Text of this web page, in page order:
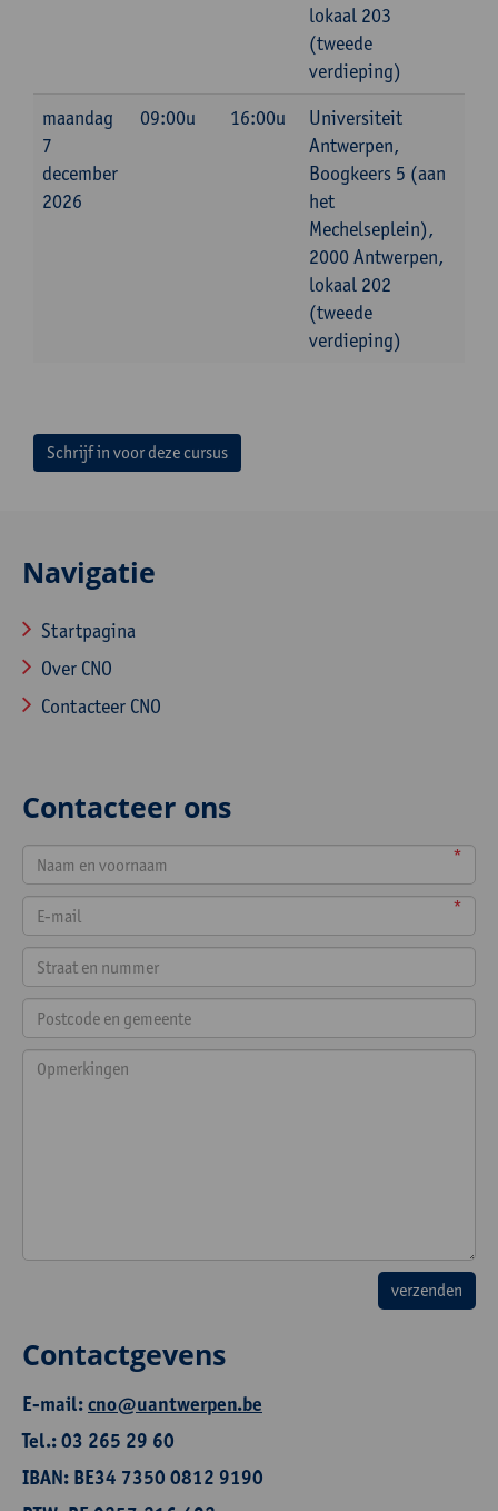
lokaal 203
(tweede
verdieping)
maandag
7
december
2026
09:00u 16:00u
Universiteit
Antwerpen,
Boogkeers 5 (aan
het
Mechelseplein),
2000 Antwerpen,
lokaal 202
(tweede
verdieping)
Schrijf in voor deze cursus
Navigatie
Startpagina
Over CNO
Contacteer CNO
Contacteer ons
*
*
Contactgevens
E-mail:cno@uantwerpen.be
Tel.: 03 265 29 60
IBAN: BE34 7350 0812 9190